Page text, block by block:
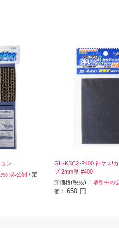
ン
のみ公開 / 定
GH-KSC2-P400 神ヤス!
プ 2mm厚 #400
卸価格(税抜)： 取引中の
価： 650 円